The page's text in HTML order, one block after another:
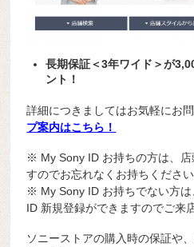
長期保証＜3年ワイド＞が
ント！
詳細につきましてはお気軽にお
プ案内はこちら！
※ My Sony ID お持ちの方は、店
すのでお忘れなくお持ちください
※ My Sony ID お持ちでない方
ID 新規登録ができますのでご来
ソニーストアの購入時の保証や